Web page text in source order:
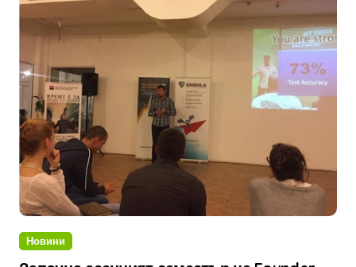
Новини